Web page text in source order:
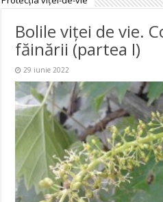
Bolile viţei de vie.
făinării (partea I)
29 iunie 2022